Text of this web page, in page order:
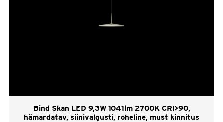
Bind Skan LED 9,3W 1041lm 2700K CRI>90,
hämardatav, siinivalgusti, roheline, must kinnitus